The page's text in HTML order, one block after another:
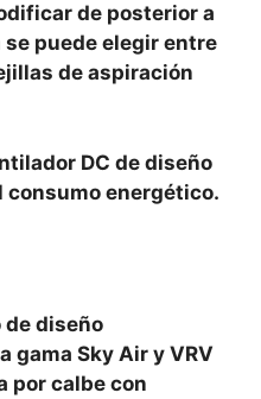
de posterior a
puede elegir entre
de aspiración
DC de diseño
energético.
de diseño
gama Sky Air y VRV
por calbe con